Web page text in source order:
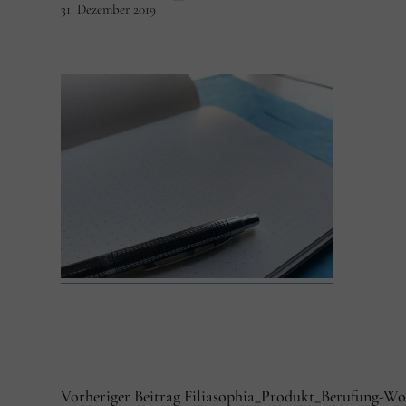
31. Dezember 2019
Vorheriger Beitrag Filiasophia_Produkt_Berufung-